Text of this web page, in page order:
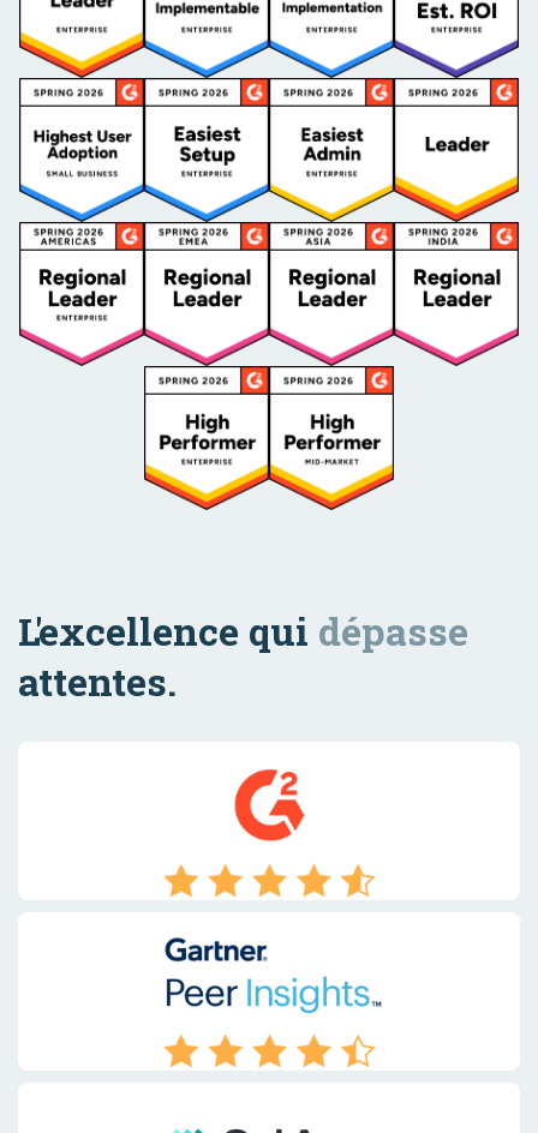
L'excellence qui dépasse
attentes.